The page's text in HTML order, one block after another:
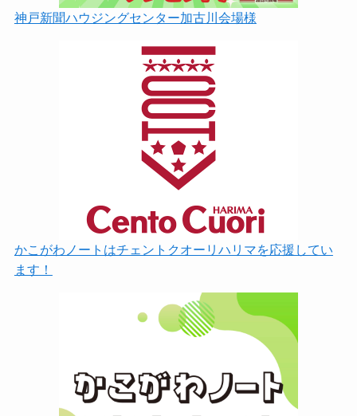
神戸新聞ハウジングセンター加古川会場様
かこがわノートはチェントクオーリハリマを応援してい
ます！